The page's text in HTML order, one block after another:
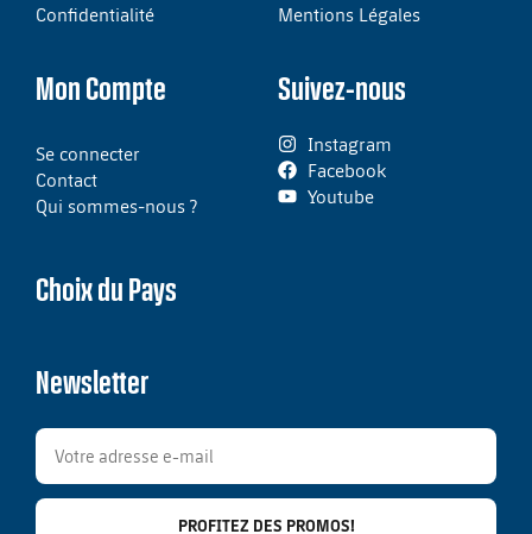
Confidentialité
Mentions Légales
Mon Compte
Se connecter
Contact
Qui sommes-nous ?
Suivez-nous
Instagram
Facebook
Youtube
Choix du Pays
Newsletter
PROFITEZ DES PROMOS!